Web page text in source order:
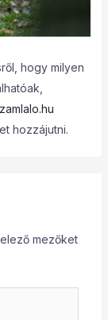
hogy milyen
hozzájutni.
mezőket